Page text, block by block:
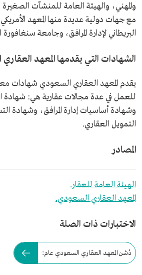
والمهني، والهيئة العامة للمنشآت
مع جهات دولية عديدة منها المعهد الأمريكي
البريطاني لإدارة المرافق، وجامعة سنغافورة
الشهادات التي يقدمها المعهد
يقدم المعهد العقاري السعودي شهادات
للعمل في عدة مجالات عقارية هي: شهادة
وشهادة أساسيات إدارة المرافق، وشهادة
التمويل العقاري.
المصادر
الهيئة العامة للعقار.
المعهد العقاري السعودي.
الاختبارات ذات الصلة
دُشن المعهد العقاري السعودي عام: